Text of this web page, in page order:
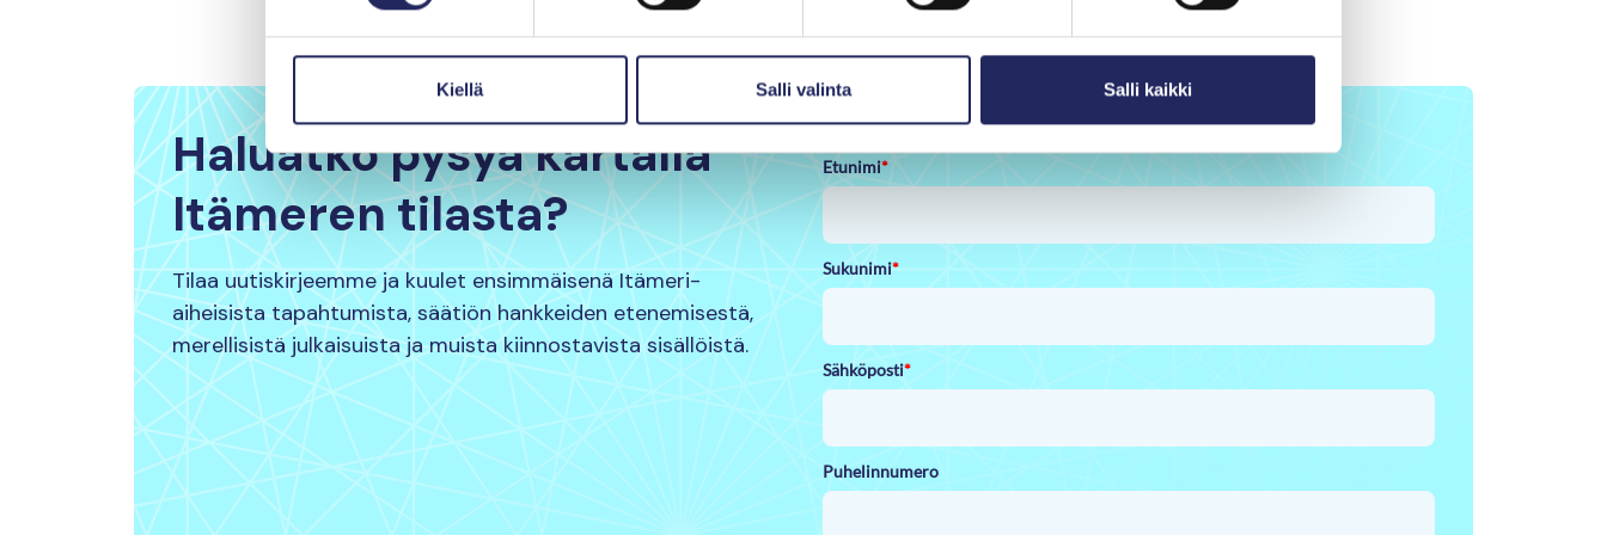
Kiellä Salli valinta Salli kaikki
Haluatko pysyä kartalla
Itämeren tilasta?
Tilaa uutiskirjeemme ja kuulet ensimmäisenä Itämeri-
aiheisista tapahtumista, säätiön hankkeiden etenemisestä,
merellisistä julkaisuista ja muista kiinnostavista sisällöistä.
Etunimi*
Sukunimi*
Sähköposti*
Puhelinnumero